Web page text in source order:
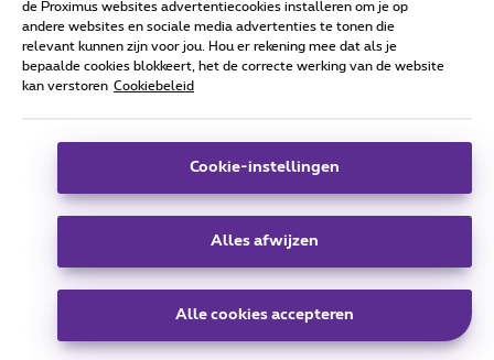
Alle rechten voorbehouden. © Proximus
Algemene voorwaarden, consumenteninfo
Deze website is gecreëerd en wordt beheerd conform het
Koning Albert II-laan 27 - B-1030 Brussel.
Carrier & Wholesale Solutions
Telindus
|Sitemap
de Proximus websites advertentiecookies installeren om je op
andere websites en sociale media advertenties te tonen die
relevant kunnen zijn voor jou. Hou er rekening mee dat als je
bepaalde cookies blokkeert, het de correcte werking van de website
kan verstoren Cookiebeleid
Cookie-instellingen
Alles afwijzen
Alle cookies accepteren